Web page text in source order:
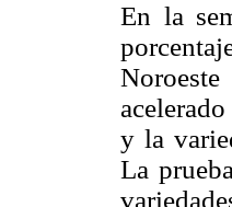
En la
y la
La